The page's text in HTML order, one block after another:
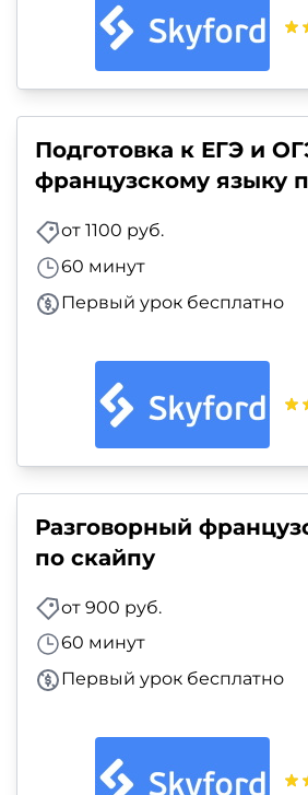
Подготовка к ЕГЭ и
французскому языку
от 1100 руб.
60 минут
Первый урок бесплатно
Разговорный
по скайпу
от 900 руб.
60 минут
Первый урок бесплатно